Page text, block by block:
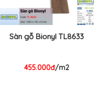
Sàn gỗ Bionyl TL8633
455.000đ/m2